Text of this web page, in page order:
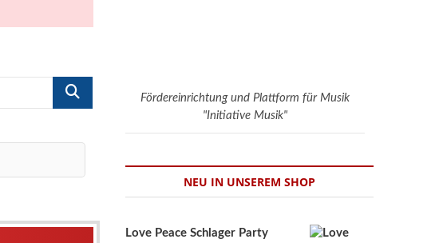
Suche
Fördereinrichtung und Plattform für Musik
"Initiative Musik"
NEU IN UNSEREM SHOP
Love Peace Schlager Party